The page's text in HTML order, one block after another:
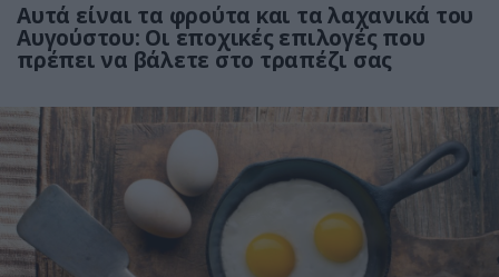
Αυτά είναι τα φρούτα και τα λαχανικά του
Αυγούστου: Οι εποχικές επιλογές που
πρέπει να βάλετε στο τραπέζι σας